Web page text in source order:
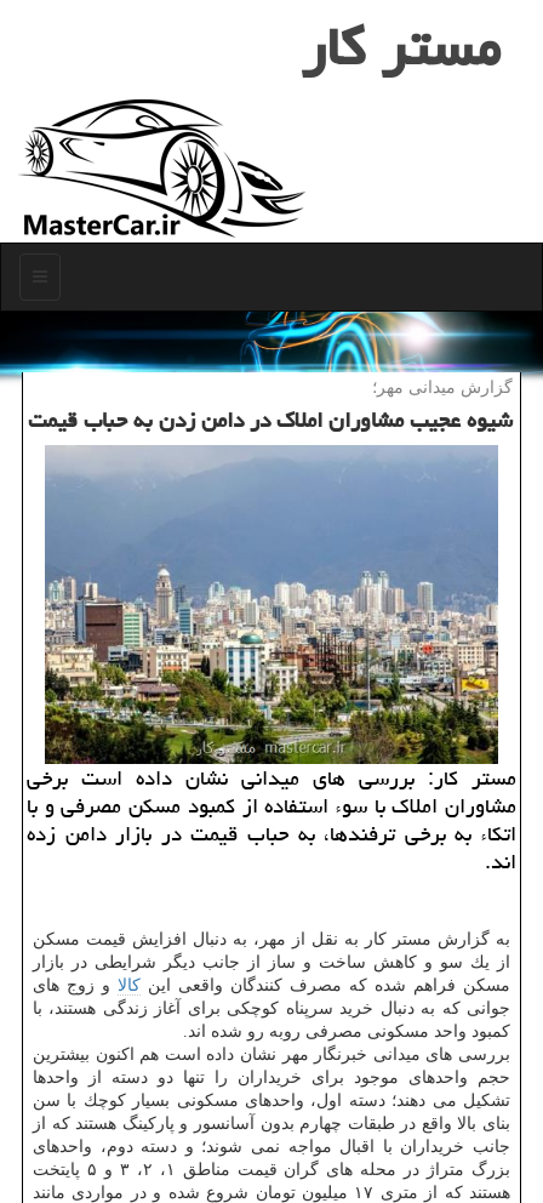
مستر كار
گزارش میدانی مهر؛
شیوه عجیب مشاوران املاك در دامن زدن به حباب قیمت
مستر كار: بررسی های میدانی نشان داده است برخی
مشاوران املاك با سوء استفاده از كمبود مسكن مصرفی و با
اتكاء به برخی ترفندها، به حباب قیمت در بازار دامن زده
اند.
به گزارش مستر كار به نقل از مهر، به دنبال افزایش قیمت مسكن
از یك سو و كاهش ساخت و ساز از جانب دیگر شرایطی در بازار
مسكن فراهم شده كه مصرف كنندگان واقعی این كالا و زوج های
جوانی كه به دنبال خرید سرپناه كوچكی برای آغاز زندگی هستند، با
كمبود واحد مسكونی مصرفی روبه رو شده اند.
بررسی های میدانی خبرنگار مهر نشان داده است هم اكنون بیشترین
حجم واحدهای موجود برای خریداران را تنها دو دسته از واحدها
تشكیل می دهند؛ دسته اول، واحدهای مسكونی بسیار كوچك با سن
بنای بالا واقع در طبقات چهارم بدون آسانسور و پاركینگ هستند كه از
جانب خریداران با اقبال مواجه نمی شوند؛ و دسته دوم، واحدهای
بزرگ متراژ در محله های گران قیمت مناطق ۱، ۲، ۳ و ۵ پایتخت
هستند كه از متری ۱۷ میلیون تومان شروع شده و در مواردی مانند